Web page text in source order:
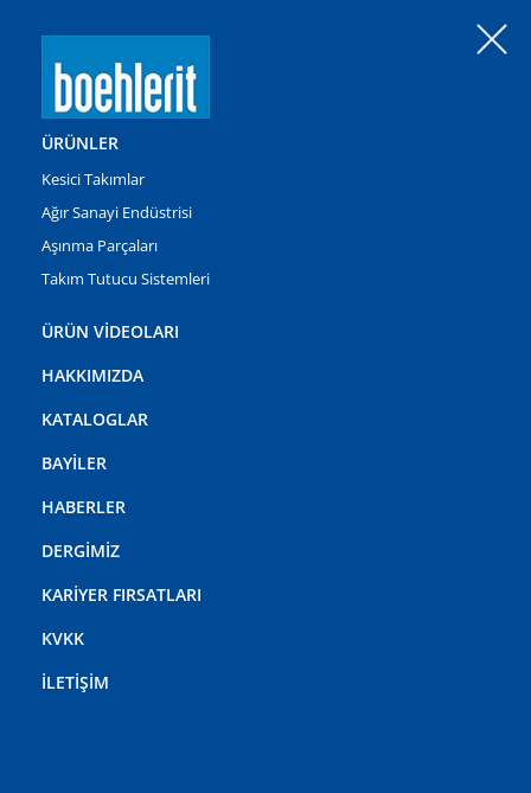
ÜRÜNLER
Kesici Takımlar
Ağır Sanayi Endüstrisi
Aşınma Parçaları
Takım Tutucu Sistemleri
ÜRÜN VİDEOLARI
HAKKIMIZDA
KATALOGLAR
BAYİLER
HABERLER
DERGİMİZ
KARİYER FIRSATLARI
KVKK
İLETİŞİM
Ürünlerimiz